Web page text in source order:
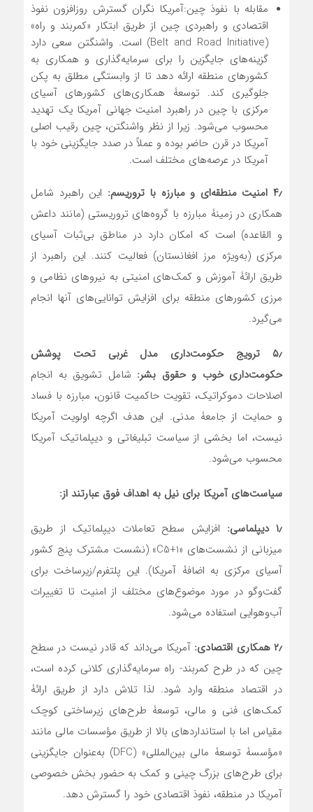
مقابله با نفوذ چین:آمریکا نگران گسترش روزافزون نفوذ
اقتصادی و راهبردی چین از طریق ابتکار «کمربند و راه»
(Belt and Road Initiative) است. واشنگتن سعی دارد
گزینه‌های جایگزین را برای سرمایه‌گذاری و همکاری به
کشورهای منطقه ارائه دهد تا از وابستگی مطلق به پکن
جلوگیری کند. توسعۀ همکاری‌های کشورهای آسیای
مرکزی با چین در راهبرد امنیت جهانی آمریکا یک تهدید
محسوب می‌شود. زیرا از نظر واشنگتن، چین رقیب اصلی
آمریکا در قرن حاضر بوده و عملاً در صدد جایگزینی خود با
آمریکا در عرصه‌های مختلف است.
۴٫ امنیت منطقه‌ای و مبارزه با تروریسم: این راهبرد شامل
همکاری در زمینۀ مبارزه با گروه‌های تروریستی (مانند داعش
و القاعده) است که امکان دارد در مناطق بی‌ثبات آسیای
مرکزی (به‌ویژه مرز افغانستان) فعالیت کنند. این راهبرد از
طریق ارائۀ آموزش و کمک‌های امنیتی به نیروهای نظامی و
مرزی کشورهای منطقه برای افزایش توانایی‌های آنها انجام
می‌گیرد.
۵٫
ترویج حکومت‌داری مدل غربی تحت پوشش
حکومت‌داری خوب و حقوق بشر: شامل تشویق به انجام
اصلاحات دموکراتیک، تقویت حاکمیت قانون، مبارزه با فساد
و حمایت از جامعۀ مدنی. این هدف اگرچه اولویت آمریکا
نیست، اما بخشی از سیاست تبلیغاتی و دیپلماتیک آمریکا
محسوب می‌شود.
سیاست‌های آمریکا برای نیل به اهداف فوق عبارتند از:
۱٫ دیپلماسی: افزایش سطح تعاملات دیپلماتیک از طریق
میزبانی از نشست‌های «C5+1» (نشست مشترک پنج کشور
آسیای مرکزی به اضافۀ آمریکا). این پلتفرم/زیرساخت برای
گفت‌وگو در مورد موضوع‌های مختلف از امنیت تا تغییرات
آب‌وهوایی استفاده می‌شود.
۲٫ همکاری اقتصادی: آمریکا می‌داند که قادر نیست در سطح
چین که در طرح کمربند- راه سرمایه‌گذاری کلانی کرده است،
در اقتصاد منطقه وارد شود. لذا تلاش دارد از طریق ارائۀ
کمک‌های فنی و مالی، توسعۀ طرح‌های زیرساختی کوچک‌
مقیاس اما با استانداردهای بالا از طریق مؤسسات مالی مانند
«مؤسسۀ توسعۀ مالی بین‌المللی» (DFC) به‌عنوان جایگزینی
برای طرح‌های بزرگ چینی و کمک به حضور بخش خصوصی
آمریکا در منطقه، نفوذ اقتصادی خود را گسترش دهد.